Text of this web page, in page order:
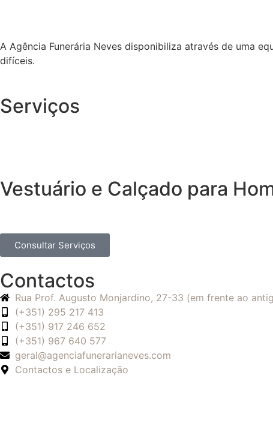
A Agência Funerária Neves disponibiliza através de uma
difíceis.
Serviços
Vestuário e Calçado para
Consultar Serviços
Contactos
Rua Prof. Augusto Monjardino, 27-33 (em frente ao
(+351) 295 217 413
(+351) 917 246 652
(+351) 967 640 577
geral@agenciafunerarianeves.com
Contactos e Localização